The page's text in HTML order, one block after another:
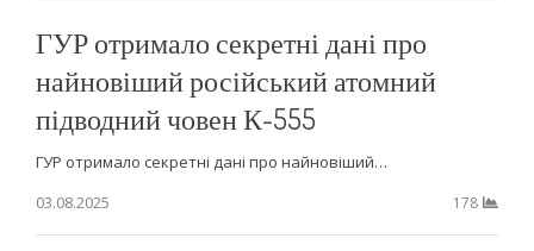
ГУР отримало секретні дані про
найновіший російський атомний
підводний човен К-555
ГУР отримало секретні дані про найновіший…
03.08.2025
178